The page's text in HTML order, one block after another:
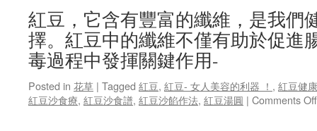
紅豆，它含有豐富的纖維，是我們
擇。紅豆中的纖維不僅有助於促進
毒過程中發揮關鍵作用-
Posted in 花草 | Tagged 紅豆, 紅豆- 女人美容的利器 ！ , 紅豆健
紅豆沙食療, 紅豆沙食譜, 紅豆沙餡作法, 紅豆湯圓 | Comments Off